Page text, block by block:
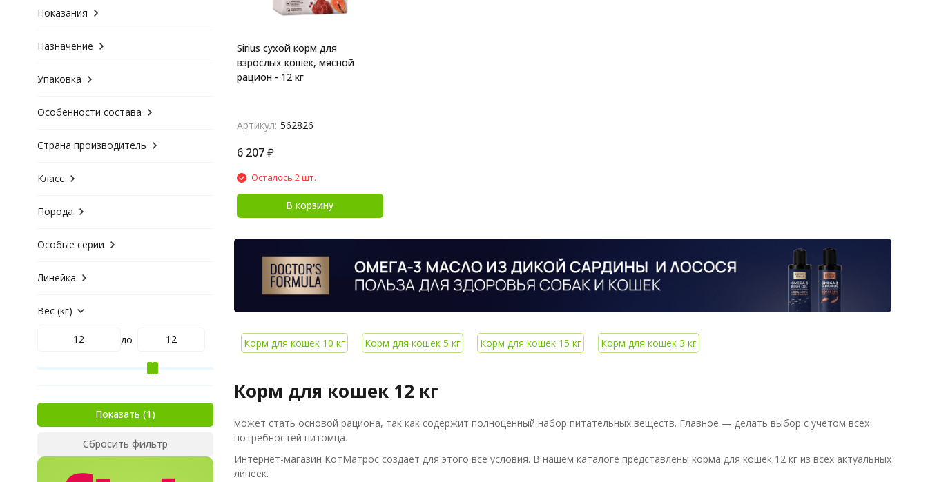
Sirius сухой корм для
взрослых кошек, мясной
рацион - 12 кг
Артикул: 562826
6 207 ₽
Осталось 2 шт.
В корзину
Корм для кошек 10 кг Корм для кошек 5 кг Корм для кошек 15 кг Корм для кошек 3 кг
Корм для кошек 12 кг
может стать основой рациона, так как содержит полноценный набор питательных веществ. Главное — делать выбор с учетом всех
потребностей питомца.
Интернет-магазин КотМатрос создает для этого все условия. В нашем каталоге представлены корма для кошек 12 кг из всех актуальных
линеек.
Показания
Назначение
Упаковка
Особенности состава
Страна производитель
Класс
Порода
Особые серии
Линейка
Вес (кг)
до
Показать
Сбросить фильтр